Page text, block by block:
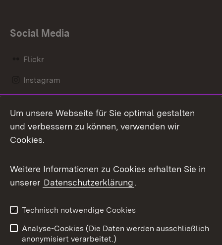
Social Media
Flickr
Instagram
Mastodon
Messenger
Social Wall
X / Twitter
Youtube
Um unsere Webseite für Sie optimal gestalten
und verbessern zu können, verwenden wir
Cookies.
Weitere Informationen zu Cookies erhalten Sie in
unserer Datenschutzerklärung.
Technisch notwendige Cookies
Analyse-Cookies (Die Daten werden ausschließlich
anonymisiert verarbeitet.)